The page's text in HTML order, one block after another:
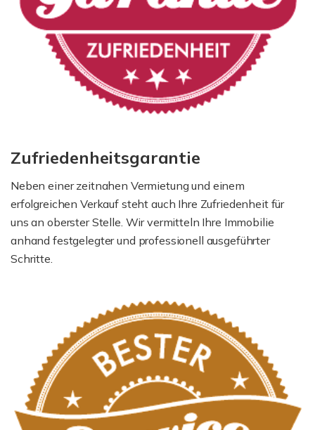
Zufriedenheitsgarantie
Neben einer zeitnahen Vermietung und einem
erfolgreichen Verkauf steht auch Ihre Zufriedenheit für
uns an oberster Stelle. Wir vermitteln Ihre Immobilie
anhand festgelegter und professionell ausgeführter
Schritte.